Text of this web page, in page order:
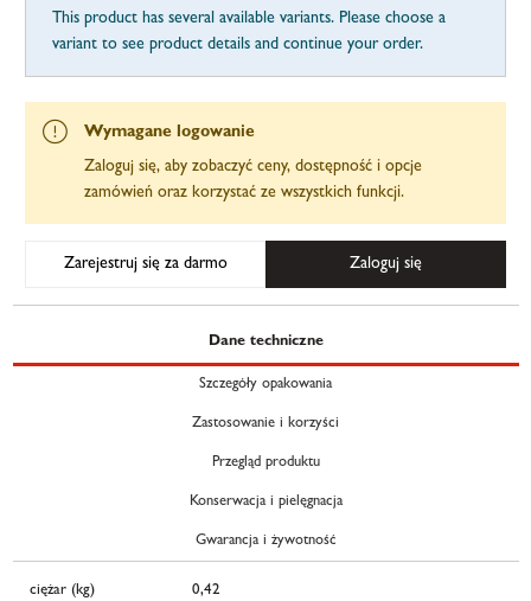
This product has several available variants. Please choose a
variant to see product details and continue your order.
Wymagane logowanie
Zaloguj się, aby zobaczyć ceny, dostępność i opcje
zamówień oraz korzystać ze wszystkich funkcji.
Zarejestruj się za darmo Zaloguj się
Dane techniczne
Szczegóły opakowania
Zastosowanie i korzyści
Przegląd produktu
Konserwacja i pielęgnacja
Gwarancja i żywotność
ciężar (kg) 0,42